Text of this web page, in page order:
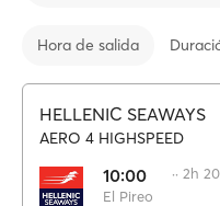
Hora de salida
HELLENIC SEAWAYS
AERO 4 HIGHSPEED
10:00
El Pireo
·· 2h